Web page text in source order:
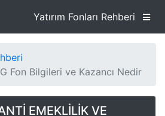
Yatırım Fonları Rehberi
Fon Bilgileri ve Kazancı Nedir
EMEKLİLİK VE